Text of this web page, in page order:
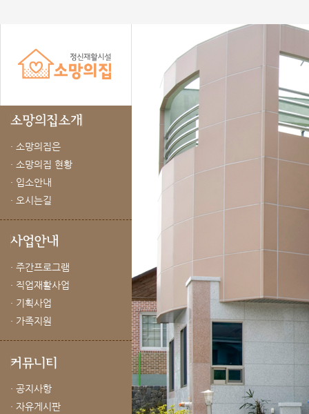
· 소망의집은
· 소망의집 현황
· 입소안내
· 오시는길
· 주간프로그램
· 직업재활사업
· 기획사업
· 가족지원
· 공지사항
· 자유게시판